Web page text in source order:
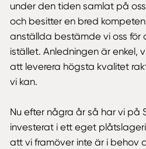
under den tiden samlat på
och besitter en bred
anställda bestämde vi oss
istället. Anledningen är enkel,
att leverera högsta kvalitet
vi kan.
Nu efter några år så har vi på
investerat i ett eget
att vi framöver inte är i behov